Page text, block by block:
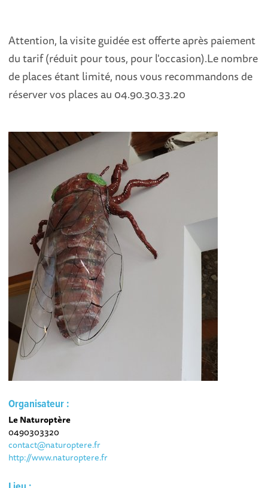
Attention, la visite guidée est offerte après paiement
du tarif (réduit pour tous, pour l'occasion).Le nombre
de places étant limité, nous vous recommandons de
réserver vos places au 04.90.30.33.20
Organisateur :
Le Naturoptère
0490303320
contact@naturoptere.fr
http://www.naturoptere.fr